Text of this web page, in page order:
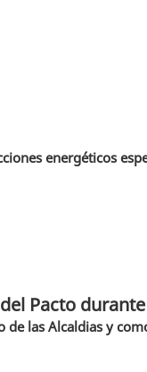
energéticos
Pacto
de las Alcaldias y